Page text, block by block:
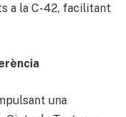
a la C-42, facilitant
una